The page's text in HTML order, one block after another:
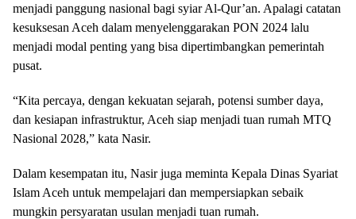
menjadi panggung nasional bagi syiar Al-Qur’an. Apalagi catatan
kesuksesan Aceh dalam menyelenggarakan PON 2024 lalu
menjadi modal penting yang bisa dipertimbangkan pemerintah
pusat.
“Kita percaya, dengan kekuatan sejarah, potensi sumber daya,
dan kesiapan infrastruktur, Aceh siap menjadi tuan rumah MTQ
Nasional 2028,” kata Nasir.
Dalam kesempatan itu, Nasir juga meminta Kepala Dinas Syariat
Islam Aceh untuk mempelajari dan mempersiapkan sebaik
mungkin persyaratan usulan menjadi tuan rumah.